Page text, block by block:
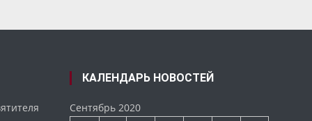
КАЛЕНДАРЬ НОВОСТЕЙ
Сентябрь 2020